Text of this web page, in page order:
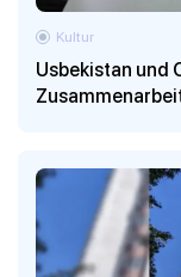
Usbekistan und
Kultur